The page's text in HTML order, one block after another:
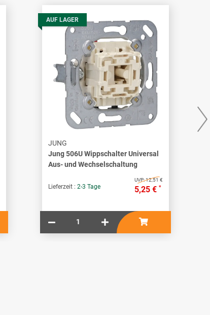
AUF LAGER
JUNG
Jung 506U Wippschalter Universal
Aus- und Wechselschaltung
Lieferzeit : 2-3 Tage
UVP:12,51 €
5,25 € *